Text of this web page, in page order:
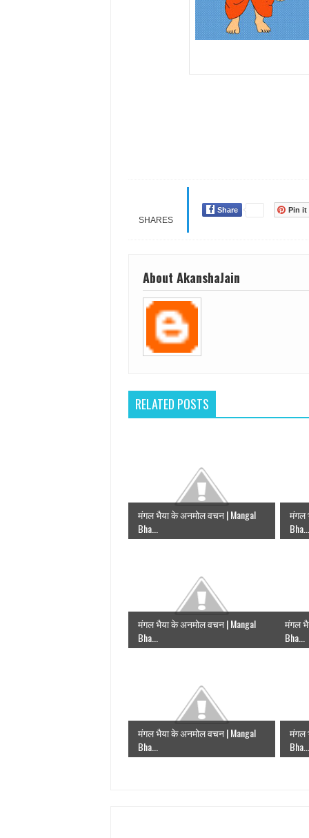
SHARES
Share Pin it
About AkanshaJain
RELATED POSTS
मंगल भैया के अनमोल वचन | Mangal
Bha...
मंगल
Bha...
मंगल भैया के अनमोल वचन | Mangal
Bha...
मंगल
Bha...
मंगल भैया के अनमोल वचन | Mangal
Bha...
मंगल
Bha...